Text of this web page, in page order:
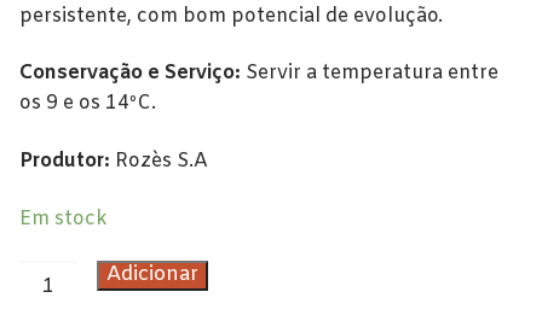
Douro
persistente, com bom potencial de evolução.
Conservação e Serviço: Servir a temperatura entre
os 9 e os 14ºC.
Produtor: Rozès S.A
Em stock
QuantidadeAdicionar